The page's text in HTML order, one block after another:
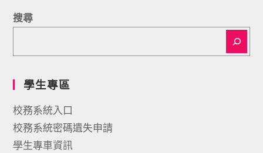
搜尋
學生專區
校務系統入口
校務系統密碼遺失申請
學生專車資訊